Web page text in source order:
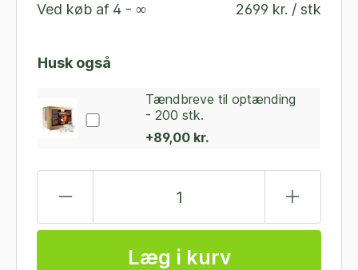
Ved køb af 4 - ∞ 2699 kr. / stk
Husk også
Tændbreve til optænding
- 200 stk.
+89,00 kr.
Læg i kurv